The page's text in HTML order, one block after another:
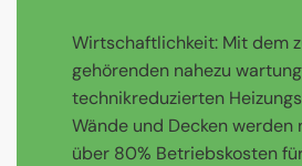
Wirtschaftlichkeit: Mit dem
gehörenden nahezu
technikreduzierten
Wände und Decken werden
über 80% Betriebskosten